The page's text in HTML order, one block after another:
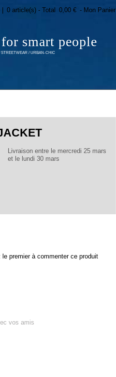
smart people
STREETWEAR / URBAN-CHIC
0 article(s) - Total 0,00 € - Mon Panier
Livraison entre le mercredi 25 mars
et le lundi 30 mars
le premier à commenter ce produit
vos amis